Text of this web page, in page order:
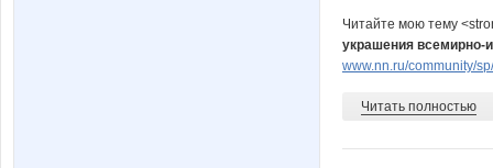
Читайте мою тему
украшения
www.nn.ru/community/
Читать полностью